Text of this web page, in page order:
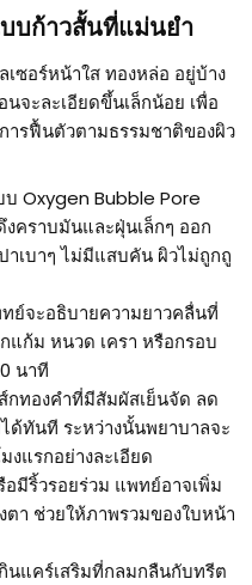
บก้าวสั้นที่แม่นยำ
ซอร์หน้าใส ทองหล่อ อยู่บ้าง
จะละเอียดขึ้นเล็กน้อย เพื่อ
ารฟื้นตัวตามธรรมชาติของผิว
บ Oxygen Bubble Pore
คราบมันและฝุ่นเล็กๆ ออก
เบาๆ ไม่มีแสบคัน ผิวไม่ถูกถู
ย์จะอธิบายความยาวคลื่นที่
แก้ม หนวด เครา หรือกรอบ
นาที
ทองคำที่มีสัมผัสเย็นจัด ลด
ทันที ระหว่างนั้นพยาบาลจะ
แรกอย่างละเอียด
มีริ้วรอยร่วม แพทย์อาจเพิ่ม
า ช่วยให้ภาพรวมของใบหน้า
แคร์เสริมที่กลมกลืนกับทรีต